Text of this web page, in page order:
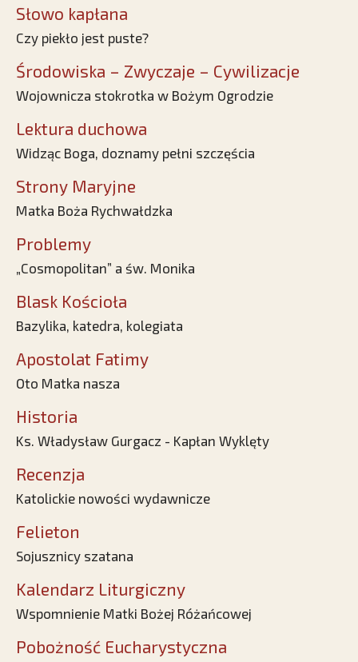
Słowo kapłana
Czy piekło jest puste?
Środowiska – Zwyczaje – Cywilizacje
Wojownicza stokrotka w Bożym Ogrodzie
Lektura duchowa
Widząc Boga, doznamy pełni szczęścia
Strony Maryjne
Matka Boża Rychwałdzka
Problemy
„Cosmopolitan” a św. Monika
Blask Kościoła
Bazylika, katedra, kolegiata
Apostolat Fatimy
Oto Matka nasza
Historia
Ks. Władysław Gurgacz - Kapłan Wyklęty
Recenzja
Katolickie nowości wydawnicze
Felieton
Sojusznicy szatana
Kalendarz Liturgiczny
Wspomnienie Matki Bożej Różańcowej
Pobożność Eucharystyczna